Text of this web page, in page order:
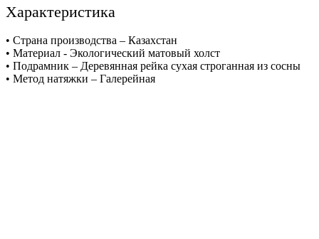
Характеристика
• Страна производства – Казахстан
• Материал - Экологический матовый холст
• Подрамник – Деревянная рейка сухая строганная из сосны
• Метод натяжки – Галерейная